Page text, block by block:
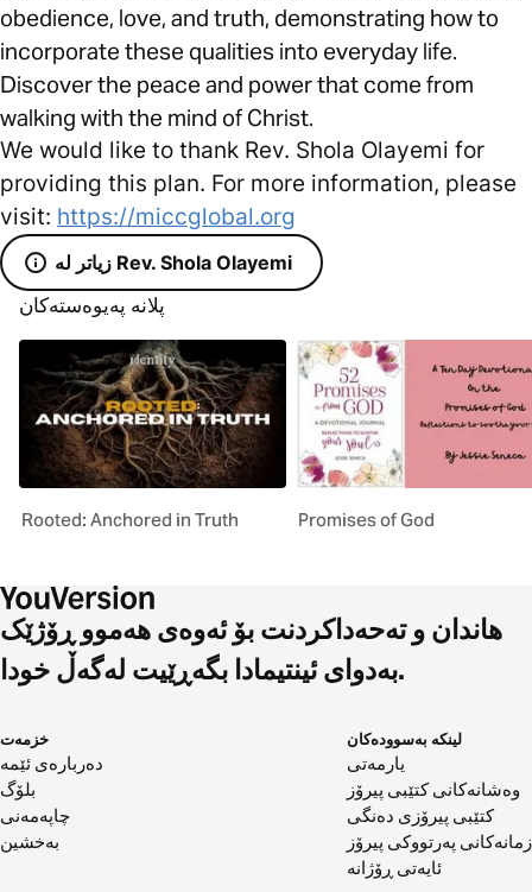
obedience, love, and truth, demonstrating how to
incorporate these qualities into everyday life.
Discover the peace and power that come from
walking with the mind of Christ.
We would like to thank Rev. Shola Olayemi for
providing this plan. For more information, please
visit: https://miccglobal.org
زیاتر لە Rev. Shola Olayemi
پلانە پەیوەستەکان
Rooted: Anchored in Truth Promises of God
هاندان و تەحەداکردنت بۆ ئەوەی هەموو ڕۆژێک
بەدوای ئینتیمادا بگەڕێیت لەگەڵ خودا.
خزمەت
دەربارەی ئێمە
بلۆگ
چاپەمەنی
بەخشین
لینکە بەسوودەکان
یارمەتی
وەشانەکانی کتێبی پیرۆز
کتێبی پیرۆزی دەنگی
زمانەکانی پەرتووکی پیرۆز
ئایەتی ڕۆژانە